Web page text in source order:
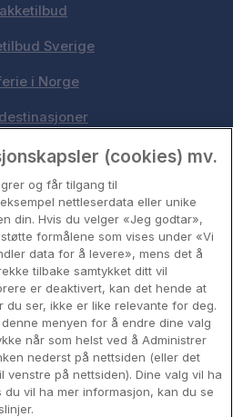
Sverige
i Norge
Oslo
Bergen
Norden
HotellKupp
avbrekk
i var
(cookies) mv.
og får tilgang til
nettleserdata eller unike
din. Hvis du velger «Jeg godtar»,
formålene som vises under «Vi
data for å levere», mens det å
tilbake samtykket ditt vil
er deaktivert, kan det hende at
du ser, ikke er like relevante for deg.
menyen for å endre dine valg
når som helst ved å Administrer
nederst på nettsiden (eller det
venstre på nettsiden). Dine valg vil ha
du vil ha mer informasjon, kan du se